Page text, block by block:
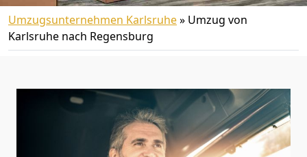
Umzugsunternehmen Karlsruhe» Umzug von
Karlsruhe nach Regensburg